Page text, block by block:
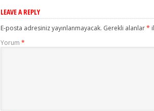
LEAVE A REPLY
E-posta adresiniz yayınlanmayacak. Gerekli alanlar*
Yorum *